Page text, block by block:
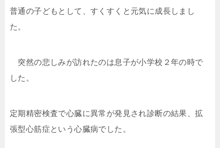
普通の子どもとして、すくすくと元気に成長しまし
た。
突然の悲しみが訪れたのは息子が小学校２年の時で
した。
定期精密検査で心臓に異常が発見され診断の結果、拡
張型心筋症という心臓病でした。